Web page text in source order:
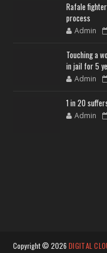
Rafale
process
Admin
Touching a
in jail for 5
Admin
1 in 20
Admin
Copyright © 2026 DIGITAL